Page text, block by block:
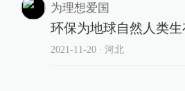
为理想爱国
环保为地球自然人类
2021-11-20∙ 河北